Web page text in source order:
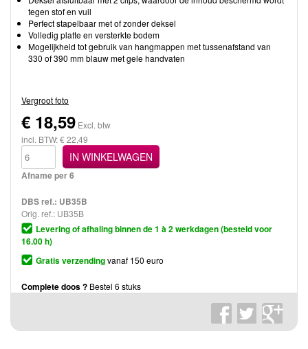
tegen stof en vuil
Perfect stapelbaar met of zonder deksel
Volledig platte en versterkte bodem
Mogelijkheid tot gebruik van hangmappen met tussenafstand van
330 of 390 mm blauw met gele handvaten
Vergroot foto
€ 18,59 Excl. btw
incl. BTW: € 22,49
IN WINKELWAGEN
Afname per 6
DBS ref.: UB35B
Orig. ref.: UB35B
Levering of afhaling binnen de 1 à 2 werkdagen (besteld voor
16.00 h)
Gratis verzendingvanaf 150 euro
Complete doos ? Bestel 6 stuks